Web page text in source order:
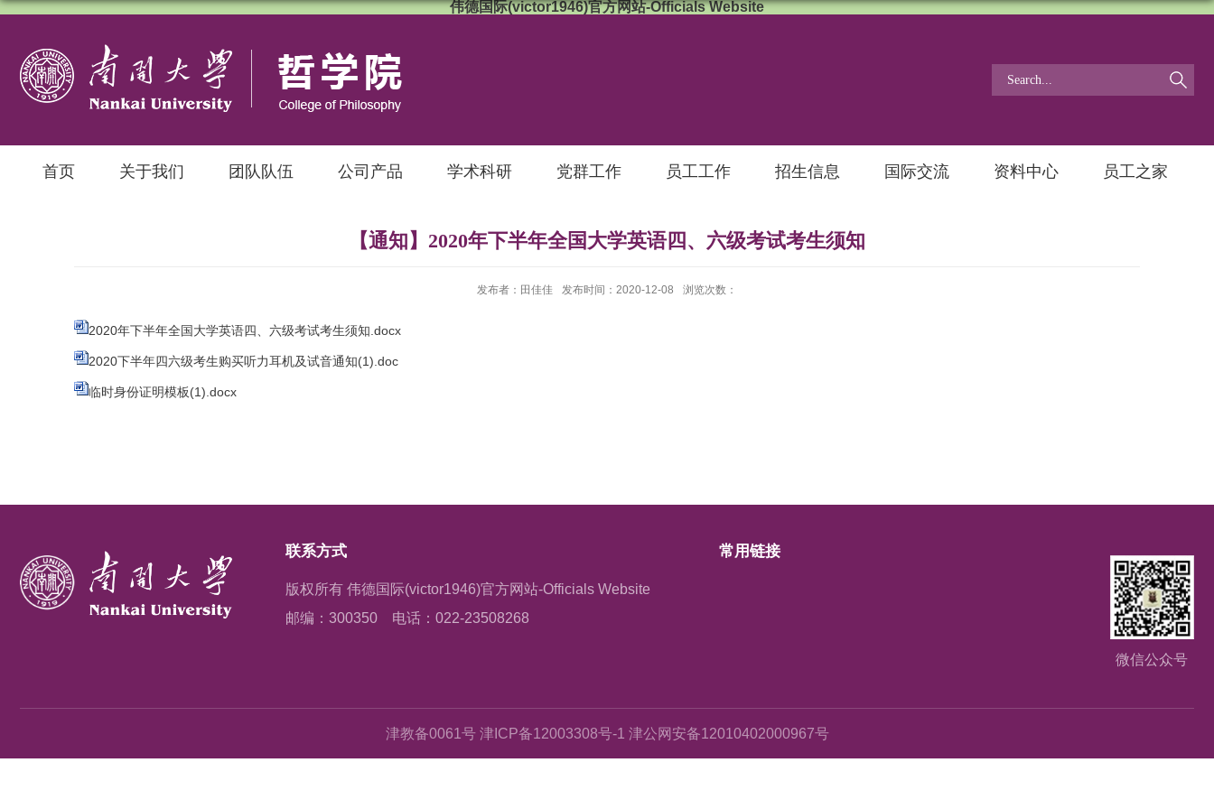
伟德国际(victor1946)官方网站-Officials Website
首页 关于我们 团队队伍 公司产品 学术科研 党群工作 员工工作 招生信息 国际交流 资料中心 员工之家
【通知】2020年下半年全国大学英语四、六级考试考生须知
发布者：田佳佳 发布时间：2020-12-08 浏览次数：
2020年下半年全国大学英语四、六级考试考生须知.docx
2020下半年四六级考生购买听力耳机及试音通知(1).doc
临时身份证明模板(1).docx
联系方式
版权所有 伟德国际(victor1946)官方网站-Officials Website
邮编：300350
电话：022-23508268
常用链接
微信公众号
津教备0061号 津ICP备12003308号-1 津公网安备12010402000967号